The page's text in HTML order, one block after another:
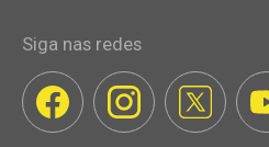
Siga nas redes